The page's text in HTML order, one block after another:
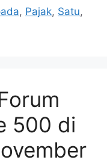
, Pajak, Satu,
500 di